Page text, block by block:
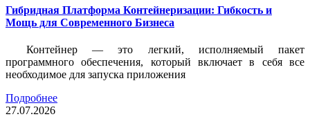
Гибридная Платформа Контейнеризации: Гибкость и
Мощь для Современного Бизнеса
Контейнер — это легкий, исполняемый пакет
программного обеспечения, который включает в себя все
необходимое для запуска приложения
Подробнее
27.07.2026